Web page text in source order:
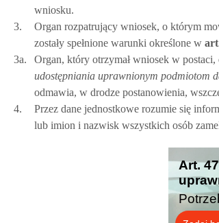
wniosku.
3.
Organ rozpatrujący wniosek, o którym
zostały spełnione warunki określone w
3a.
Organ, który otrzymał wniosek w
udostępniania uprawnionym podmiotom
odmawia, w drodze postanowienia,
4.
Przez dane jednostkowe rozumie się
lub imion i nazwisk wszystkich osób
Art.